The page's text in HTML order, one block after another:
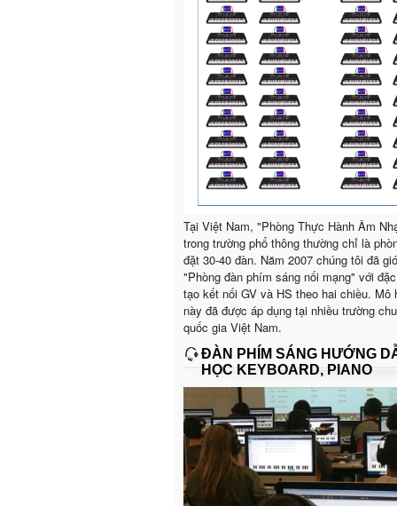
Tại Việt Nam, "Phòng Thực Hành Âm
trong trường phổ thông thường chỉ là
đặt 30-40 đàn. Năm 2007 chúng tôi đã
"Phòng đàn phím sáng nối mạng" với
tạo kết nối GV và HS theo hai chiều. Mô
này đã được áp dụng tại nhiều trường
quốc gia Việt Nam.
ĐÀN PHÍM SÁNG HƯỚNG
HỌC KEYBOARD, PIANO